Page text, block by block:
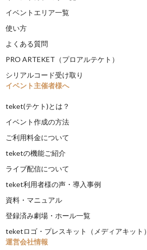
イベントエリア一覧
使い方
よくある質問
PRO ARTEKET（プロアルテケト）
シリアルコード受け取り
イベント主催者様へ
teket(テケト)とは？
イベント作成の方法
ご利用料金について
teketの機能ご紹介
ライブ配信について
teket利用者様の声・導入事例
資料・マニュアル
登録済み劇場・ホール一覧
teketロゴ・プレスキット（メディアキット）
運営会社情報